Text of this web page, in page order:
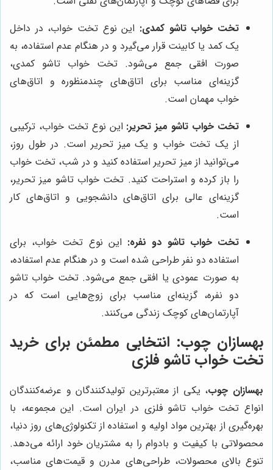
تخت خواب تاشو کمدی: این نوع تخت خواب، در داخل
یک کمد یا کابینت قرار می‌گیرد و در هنگام عدم استفاده، به
صورت افقی جمع می‌شود. تخت خواب تاشو کمدی،
گزینه‌ای مناسب برای اتاق‌های چندمنظوره و اتاق‌های
خواب مهمان است.
تخت خواب تاشو میز تحریر: این نوع تخت خواب، ترکیبی
از یک تخت خواب و یک میز تحریر است. در طول روز،
می‌توانید از میز تحریر استفاده کنید و در شب، تخت خواب
را باز کرده و استراحت کنید. تخت خواب تاشو میز تحریر،
گزینه‌ای عالی برای اتاق‌های دانشجویی و اتاق‌های کار
است.
تخت خواب تاشو دو نفره: این نوع تخت خواب، برای
استفاده دو نفر طراحی شده است و در هنگام عدم استفاده،
به صورت عمودی یا افقی جمع می‌شود. تخت خواب تاشو
دو نفره، گزینه‌ای مناسب برای زوج‌هایی است که در
آپارتمان‌های کوچک زندگی می‌کنند.
بهسازان چوب: انتخابی مطمئن برای خرید
تخت خواب تاشو فلزی
بهسازان چوب، یکی از معتبرترین تولیدکنندگان و عرضه‌کنندگان
انواع تخت خواب تاشو فلزی در ایران است. این مجموعه، با
بهره‌گیری از بهترین مواد اولیه و استفاده از تکنولوژی‌های روز دنیا،
محصولاتی با کیفیت و بادوام را به مشتریان خود ارائه می‌دهد.
تنوع بالای محصولات، طراحی‌های مدرن و قیمت‌های مناسب،